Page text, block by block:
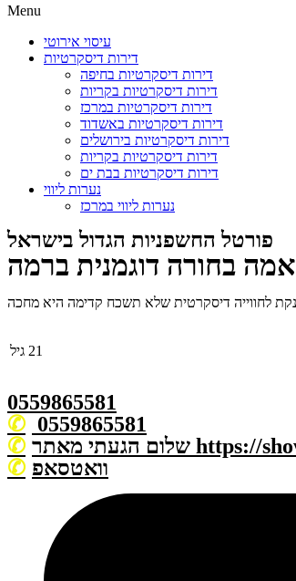
Menu
עיסוי אירוטי
דירות דיסקרטיות
דירות דיסקרטיות בחיפה
דירות דיסקרטיות בקריות
דירות דיסקרטיות במרכז
דירות דיסקרטיות באשדוד
דירות דיסקרטיות בירושלים
דירות דיסקרטיות בקריות
דירות דיסקרטיות בבת ים
נערות ליווי
נערות ליווי במרכז
פורטל החשפניות הגדול בישראל
אמה בחורה דוגמנית ברמה
גיל 21
0559865581
0559865581
וואטסאפ